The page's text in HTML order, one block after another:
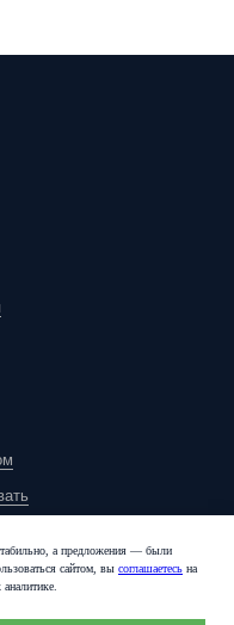
а предложения — были
сайтом, вы соглашаетесь на